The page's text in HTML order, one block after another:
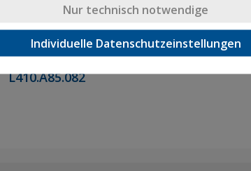
Transportrolle
Bockrollen
L410.A85.082
Nur technisch notwendige
Individuelle Datenschutzeinstellungen